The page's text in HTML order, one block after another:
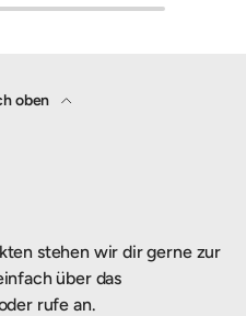
oben
stehen wir dir gerne zur
über das
rufe an.